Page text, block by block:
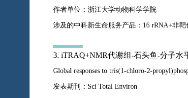
作者单位：浙江大学动物科学学院
涉及的中科新生命服务产品：16 rRNA+非靶
3. iTRAQ+NMR代谢组-石头鱼-分子水
Global responses to tris(1-chloro-2-
发表期刊：Sci Total Environ